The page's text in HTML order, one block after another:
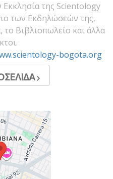
Εκκλησία της Scientology
των Εκδηλώσεών της,
το Βιβλιοπωλείο και άλλα
bogota.org